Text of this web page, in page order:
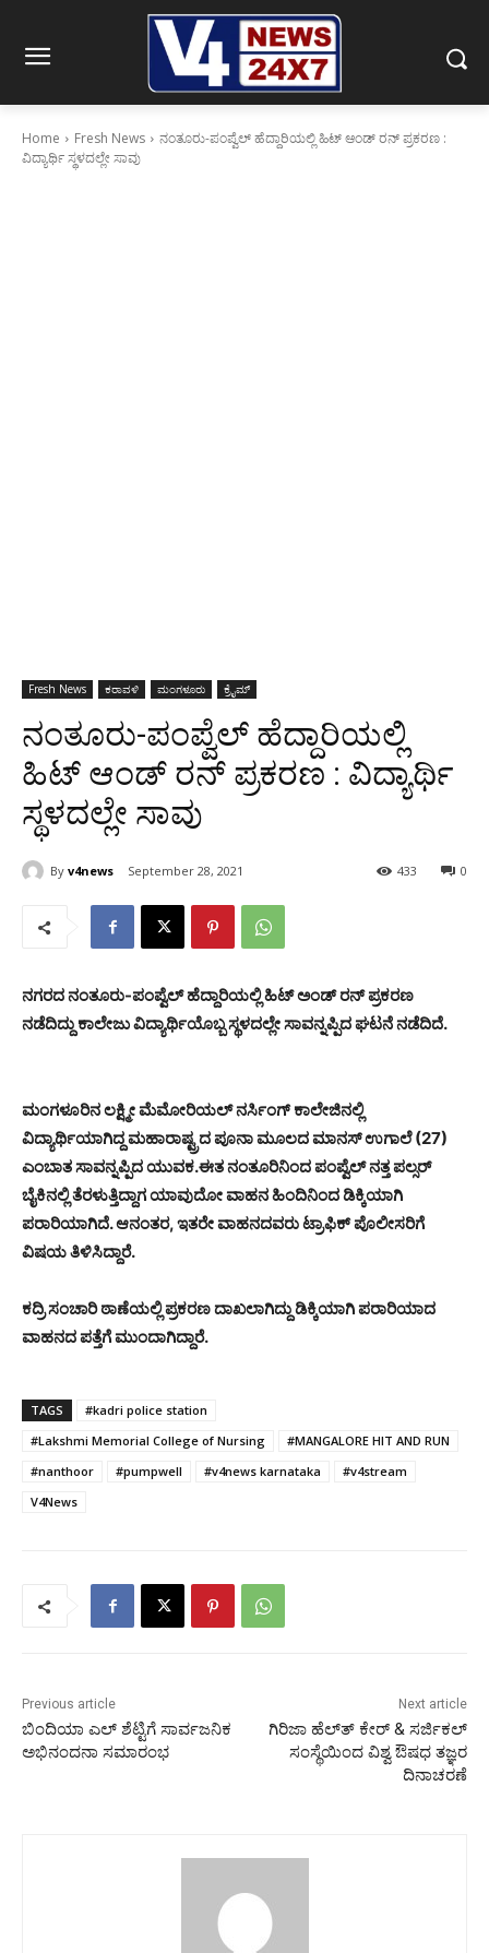
Home Fresh News
ನಂತೂರು-ಪಂಪ್ವೆಲ್ ಹೆದ್ದಾರಿಯಲ್ಲಿ ಹಿಟ್ ಆಂಡ್ ರನ್ ಪ್ರಕರಣ :
ವಿದ್ಯಾರ್ಥಿ ಸ್ಥಳದಲ್ಲೇ ಸಾವು
Fresh News ಕರಾವಳಿ ಮಂಗಳೂರು ಕ್ರೈಮ್
ನಂತೂರು-ಪಂಪ್ವೆಲ್ ಹೆದ್ದಾರಿಯಲ್ಲಿ
ಹಿಟ್ ಆಂಡ್ ರನ್ ಪ್ರಕರಣ : ವಿದ್ಯಾರ್ಥಿ
ಸ್ಥಳದಲ್ಲೇ ಸಾವು
By v4news September 28, 2021 0
433
ನಗರದ ನಂತೂರು-ಪಂಪ್ವೆಲ್ ಹೆದ್ದಾರಿಯಲ್ಲಿ ಹಿಟ್ ಅಂಡ್ ರನ್ ಪ್ರಕರಣ
ನಡೆದಿದ್ದು ಕಾಲೇಜು ವಿದ್ಯಾರ್ಥಿಯೊಬ್ಬ ಸ್ಥಳದಲ್ಲೇ ಸಾವನ್ನಪ್ಪಿದ ಘಟನೆ ನಡೆದಿದೆ.
ಮಂಗಳೂರಿನ ಲಕ್ಷ್ಮೀ ಮೆಮೋರಿಯಲ್ ನರ್ಸಿಂಗ್ ಕಾಲೇಜಿನಲ್ಲಿ
ವಿದ್ಯಾರ್ಥಿಯಾಗಿದ್ದ ಮಹಾರಾಷ್ಟ್ರದ ಪೂನಾ ಮೂಲದ ಮಾನಸ್ ಉಗಾಲೆ (27)
ಎಂಬಾತ ಸಾವನ್ನಪ್ಪಿದ ಯುವಕ.ಈತ ನಂತೂರಿನಿಂದ ಪಂಪ್ವೆಲ್ ನತ್ತ ಪಲ್ಸರ್
ಬೈಕಿನಲ್ಲಿ ತೆರಳುತ್ತಿದ್ದಾಗ ಯಾವುದೋ ವಾಹನ ಹಿಂದಿನಿಂದ ಡಿಕ್ಕಿಯಾಗಿ
ಪರಾರಿಯಾಗಿದೆ. ಆನಂತರ, ಇತರೇ ವಾಹನದವರು ಟ್ರಾಫಿಕ್ ಪೊಲೀಸರಿಗೆ
ವಿಷಯ ತಿಳಿಸಿದ್ದಾರೆ.
ಕದ್ರಿ ಸಂಚಾರಿ ಠಾಣೆಯಲ್ಲಿ ಪ್ರಕರಣ ದಾಖಲಾಗಿದ್ದು ಡಿಕ್ಕಿಯಾಗಿ ಪರಾರಿಯಾದ
ವಾಹನದ ಪತ್ತೆಗೆ ಮುಂದಾಗಿದ್ದಾರೆ.
TAGS
#kadri police station
#Lakshmi Memorial College of Nursing
#MANGALORE HIT AND RUN
#nanthoor
#pumpwell #v4news karnataka
#v4stream
V4News
Previous article
ಬಿಂದಿಯಾ ಎಲ್ ಶೆಟ್ಟಿಗೆ ಸಾರ್ವಜನಿಕ
ಅಭಿನಂದನಾ ಸಮಾರಂಭ
Next article
ಗಿರಿಜಾ ಹೆಲ್ತ್‍ ಕೇರ್ & ಸರ್ಜಿಕಲ್
ಸಂಸ್ಥೆಯಿಂದ ವಿಶ್ವ ಔಷಧ ತಜ್ಞರ
ದಿನಾಚರಣೆ